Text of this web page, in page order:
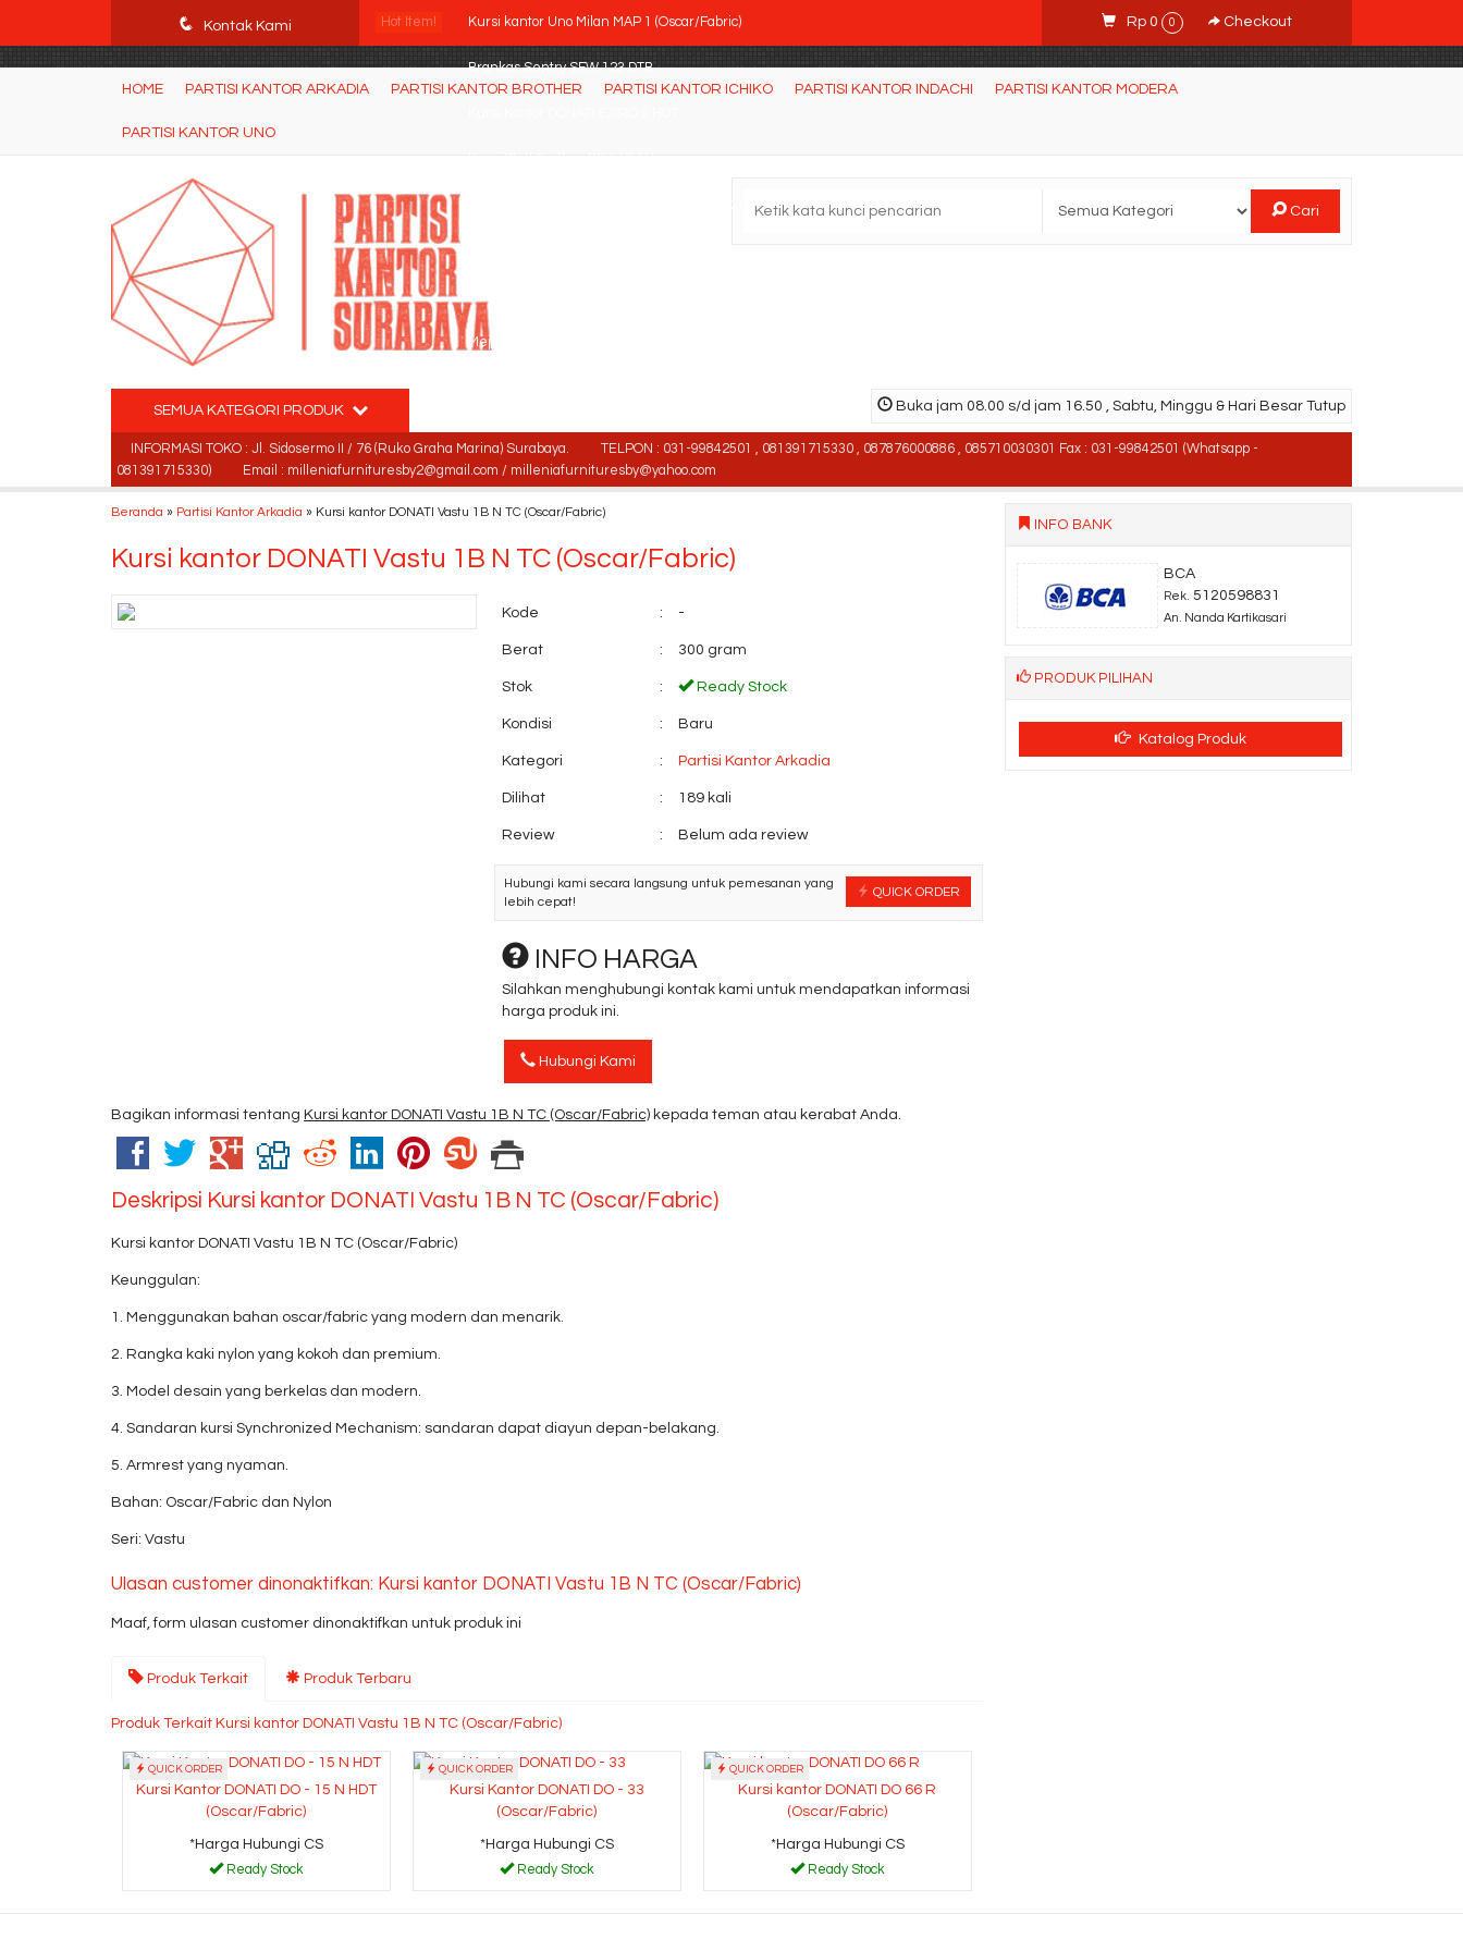
q Kontak Kami Hot Item! Kursi kantor Uno Milan MAP 1 (Oscar/Fabric)
Brankas Sentry SFW 123 DTB
Meja komputer Expo SDC - 5104
Rp 0 0 Checkout
HOME PARTISI KANTOR ARKADIA PARTISI KANTOR BROTHER PARTISI KANTOR ICHIKO PARTISI KANTOR INDACHI PARTISI KANTOR MODERA
PARTISI KANTOR UNO
Cari
Buka jam 08.00 s/d jam 16.50 , Sabtu, Minggu & Hari Besar Tutup
SEMUA KATEGORI PRODUK
INFORMASI TOKO : Jl. Sidosermo II / 76 (Ruko Graha Marina) Surabaya.
TELPON : 031-99842501 , 081391715330 , 087876000886 , 085710030301 Fax : 031-99842501 (Whatsapp -
081391715330)
Email : milleniafurnituresby2@gmail.com / milleniafurnituresby@yahoo.com
Beranda » Partisi Kantor Arkadia » Kursi kantor DONATI Vastu 1B N TC (Oscar/Fabric)
Kursi kantor DONATI Vastu 1B N TC (Oscar/Fabric)
Kode : -
Berat : 300 gram
Stok : Ready Stock
Kondisi : Baru
Kategori : Partisi Kantor Arkadia
Dilihat : 189 kali
Review : Belum ada review
QUICK ORDER
Hubungi kami secara langsung untuk pemesanan yang
lebih cepat!
INFO HARGA
Silahkan menghubungi kontak kami untuk mendapatkan informasi
harga produk ini.
Hubungi Kami
Bagikan informasi tentang Kursi kantor DONATI Vastu 1B N TC (Oscar/Fabric) kepada teman atau kerabat Anda.
Deskripsi Kursi kantor DONATI Vastu 1B N TC (Oscar/Fabric)
Kursi kantor DONATI Vastu 1B N TC (Oscar/Fabric)
Keunggulan:
1. Menggunakan bahan oscar/fabric yang modern dan menarik.
2. Rangka kaki nylon yang kokoh dan premium.
3. Model desain yang berkelas dan modern.
4. Sandaran kursi Synchronized Mechanism: sandaran dapat diayun depan-belakang.
5. Armrest yang nyaman.
Bahan: Oscar/Fabric dan Nylon
Seri: Vastu
Ulasan customer dinonaktifkan: Kursi kantor DONATI Vastu 1B N TC (Oscar/Fabric)
Maaf, form ulasan customer dinonaktifkan untuk produk ini
Produk Terkait Produk Terbaru
Produk Terkait Kursi kantor DONATI Vastu 1B N TC (Oscar/Fabric)
QUICK ORDER
Kursi Kantor DONATI DO - 15 N HDT
(Oscar/Fabric)
*Harga Hubungi CS
Ready Stock
QUICK ORDER
Kursi Kantor DONATI DO - 33
(Oscar/Fabric)
*Harga Hubungi CS
Ready Stock
QUICK ORDER
Kursi kantor DONATI DO 66 R
(Oscar/Fabric)
*Harga Hubungi CS
Ready Stock
INFO BANK
BCA
Rek. 5120598831
An. Nanda Kartikasari
PRODUK PILIHAN
Katalog Produk